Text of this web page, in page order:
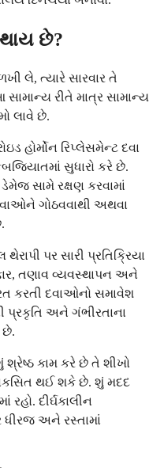
છે?
લે, ત્યારે સારવાર તે
સામાન્ય રીતે માત્ર સામાન્ય
લાવે છે.
હોર્મોન રિપ્લેસમેન્ટ દવા
સુધારો કરે છે.
સામે રક્ષણ કરવામાં
ગોઠવવાથી અથવા
પર સારી પ્રતિક્રિયા
તણાવ વ્યવસ્થાપન અને
કરતી દવાઓનો સમાવેશ
અને ગંભીરતાના
છે.
શ્રેષ્ઠ કામ કરે છે તે શીખો
થઈ શકે છે. શું મદદ
દીર્ઘકાલીન
ધીરજ અને રસ્તામાં